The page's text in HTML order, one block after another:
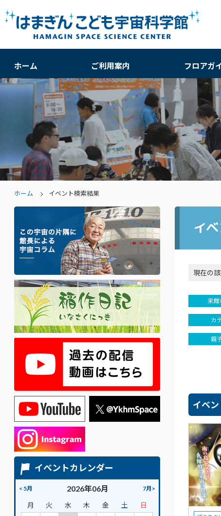
ホーム ご利用案内 フロアガ
ホーム イベント検索結果
イベントカレンダー
< 5月 2026年06月 7月>
月 火 水 木 金 土
日
イ
現在の
来館
カ
親
イベ